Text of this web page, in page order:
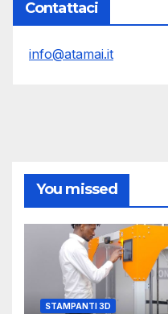
Contattaci
info@atamai.it
You missed
STAMPANTI 3D